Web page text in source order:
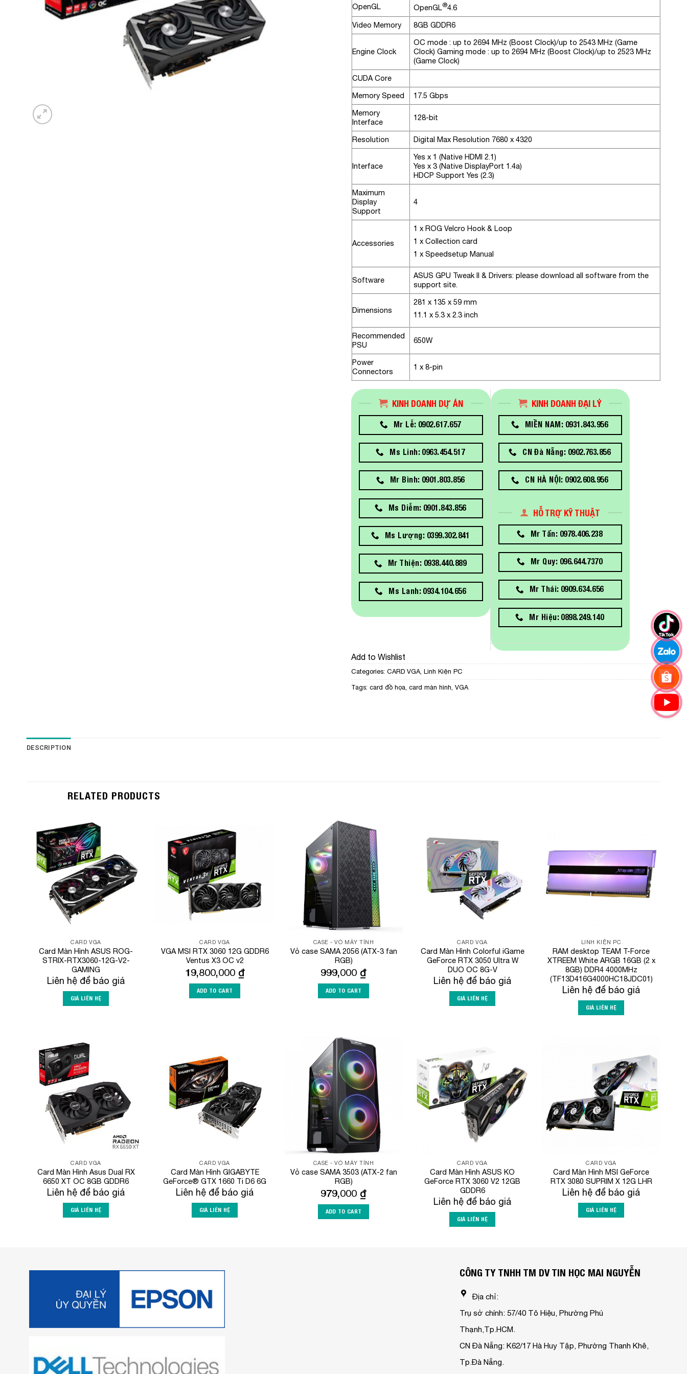
OpenGL OpenGL®4.6
Video Memory 8GB GDDR6
Engine Clock
OC mode : up to 2694 MHz (Boost Clock)/up to 2543 MHz (Game
Clock) Gaming mode : up to 2694 MHz (Boost Clock)/up to 2523 MHz
(Game Clock)
CUDA Core
Memory Speed
17.5 Gbps
Memory
Interface
128-bit
Resolution Digital Max Resolution 7680 x 4320
Interface
Yes x 1 (Native HDMI 2.1)
Yes x 3 (Native DisplayPort 1.4a)
HDCP Support Yes (2.3)
Maximum
Display
Support
4
Accessories
1 x ROG Velcro Hook & Loop
1 x Collection card
1 x Speedsetup Manual
Software
ASUS GPU Tweak II & Drivers: please download all software from the
support site.
Dimensions
281 x 135 x 59 mm
11.1 x 5.3 x 2.3 inch
Recommended
PSU
650W
Power
Connectors
1 x 8-pin
KINH DOANH DỰ ÁN
Mr Lễ: 0902.617.657
Ms Linh: 0963.454.517
Mr Bình: 0901.803.856
Ms Diễm: 0901.843.856
Ms Lượng: 0399.302.841
Mr Thiện: 0938.440.889
Ms Lanh: 0934.104.656
KINH DOANH ĐẠI LÝ
MIỀN NAM: 0931.843.956
CN Đà Nẵng: 0902.763.856
CN HÀ NỘI: 0902.608.956
HỖ TRỢ KỸ THUẬT
Mr Tấn: 0978.406.238
Mr Quy: 096.644.7370
Mr Thái: 0909.634.656
Mr Hiệu: 0898.249.140
Add to Wishlist
Categories: CARD VGA Linh Kiện PC
Tags: card đồ họa card màn hình VGA
DESCRIPTION
RELATED PRODUCTS
CARD VGA
Card Màn Hình ASUS ROG-
STRIX-RTX3060-12G-V2-
GAMING
Liên hệ để báo giá
GIÁ LIÊN HỆ
CARD VGA
VGA MSI RTX 3060 12G GDDR6
Ventus X3 OC v2
19,800,000 ₫
ADD TO CART
Add to
Wishlist
CASE - VỎ MÁY TÍNH
Vỏ case SAMA 2056 (ATX-3 fan
RGB)
999,000 ₫
ADD TO CART
CARD VGA
Card Màn Hình Colorful iGame
GeForce RTX 3050 Ultra W
DUO OC 8G-V
Liên hệ để báo giá
GIÁ LIÊN HỆ
Wishlist
LINH KIỆN PC
RAM desktop TEAM T-Force
XTREEM White ARGB 16GB (2 x
8GB) DDR4 4000MHz
(TF13D416G4000HC18JDC01)
Liên hệ để báo giá
GIÁ LIÊN HỆ
CARD VGA
Card Màn Hình Asus Dual RX
6650 XT OC 8GB GDDR6
Liên hệ để báo giá
GIÁ LIÊN HỆ
CARD VGA
Card Màn Hình GIGABYTE
GeForce® GTX 1660 Ti D6 6G
Liên hệ để báo giá
GIÁ LIÊN HỆ
Add to
Wishlist
CASE - VỎ MÁY TÍNH
Vỏ case SAMA 3503 (ATX-2 fan
RGB)
979,000 ₫
ADD TO CART
Wishlist
CARD VGA
Card Màn Hình ASUS KO
GeForce RTX 3060 V2 12GB
GDDR6
Liên hệ để báo giá
GIÁ LIÊN HỆ
Add to
Wishlist
CARD VGA
Card Màn Hình MSI GeForce
RTX 3080 SUPRIM X 12G LHR
Liên hệ để báo giá
GIÁ LIÊN HỆ
CÔNG TY TNHH TM DV TIN HỌC MAI NGUYỄN
Địa chỉ:
Trụ sở chính: 57/40 Tô Hiệu, Phường Phú
Thạnh,Tp.HCM.
CN Đà Nẵng: K62/17 Hà Huy Tập, Phường Thanh Khê,
Tp.Đà Nẵng.